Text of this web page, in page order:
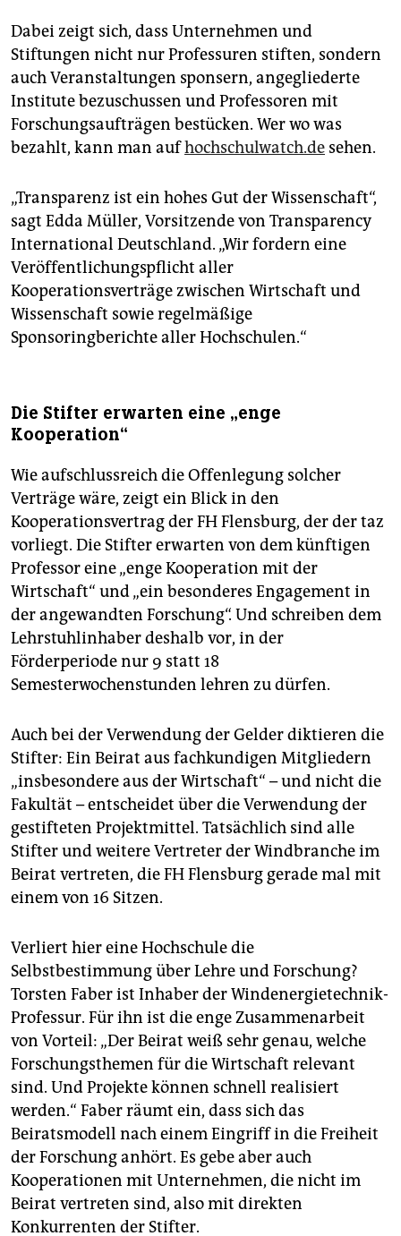
Dabei zeigt sich, dass Unternehmen und
Stiftungen nicht nur Professuren stiften, sondern
auch Veranstaltungen sponsern, angegliederte
Institute bezuschussen und Professoren mit
Forschungsaufträgen bestücken. Wer wo was
bezahlt, kann man aufhochschulwatch.de sehen.
„Transparenz ist ein hohes Gut der Wissenschaft“,
sagt Edda Müller, Vorsitzende von Transparency
International Deutschland. „Wir fordern eine
Veröffentlichungspflicht aller
Kooperationsverträge zwischen Wirtschaft und
Wissenschaft sowie regelmäßige
Sponsoringberichte aller Hochschulen.“
Die Stifter erwarten eine „enge
Kooperation“
Wie aufschlussreich die Offenlegung solcher
Verträge wäre, zeigt ein Blick in den
Kooperationsvertrag der FH Flensburg, der der taz
vorliegt. Die Stifter erwarten von dem künftigen
Professor eine „enge Kooperation mit der
Wirtschaft“ und „ein besonderes Engagement in
der angewandten Forschung“. Und schreiben dem
Lehrstuhlinhaber deshalb vor, in der
Förderperiode nur 9 statt 18
Semesterwochenstunden lehren zu dürfen.
Auch bei der Verwendung der Gelder diktieren die
Stifter: Ein Beirat aus fachkundigen Mitgliedern
„insbesondere aus der Wirtschaft“ – und nicht die
Fakultät – entscheidet über die Verwendung der
gestifteten Projektmittel. Tatsächlich sind alle
Stifter und weitere Vertreter der Windbranche im
Beirat vertreten, die FH Flensburg gerade mal mit
einem von 16 Sitzen.
Verliert hier eine Hochschule die
Selbstbestimmung über Lehre und Forschung?
Torsten Faber ist Inhaber der Windenergietechnik-
Professur. Für ihn ist die enge Zusammenarbeit
von Vorteil: „Der Beirat weiß sehr genau, welche
Forschungsthemen für die Wirtschaft relevant
sind. Und Projekte können schnell realisiert
werden.“ Faber räumt ein, dass sich das
Beiratsmodell nach einem Eingriff in die Freiheit
der Forschung anhört. Es gebe aber auch
Kooperationen mit Unternehmen, die nicht im
Beirat vertreten sind, also mit direkten
Konkurrenten der Stifter.